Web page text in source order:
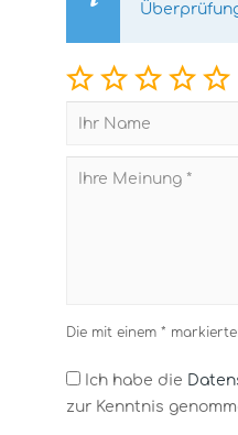
Die mit einem *
Ich habe die
zur Kenntnis